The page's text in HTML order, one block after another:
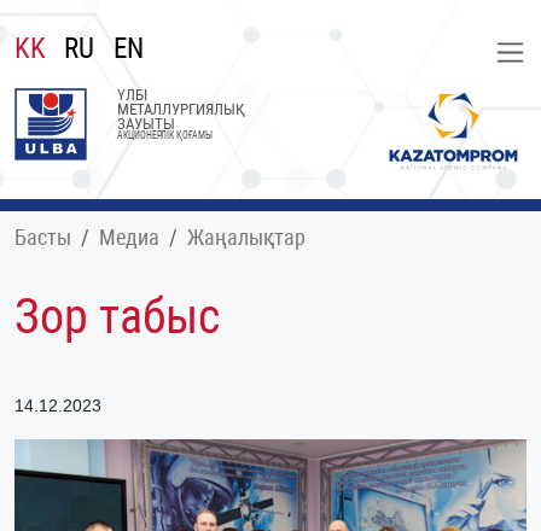
KK RU EN
ҮЛБІ
МЕТАЛЛУРГИЯЛЫҚ
ЗАУЫТЫ
АКЦИОНЕРЛІК ҚОҒАМЫ
Басты Медиа Жаңалықтар
Зор табыс
14.12.2023